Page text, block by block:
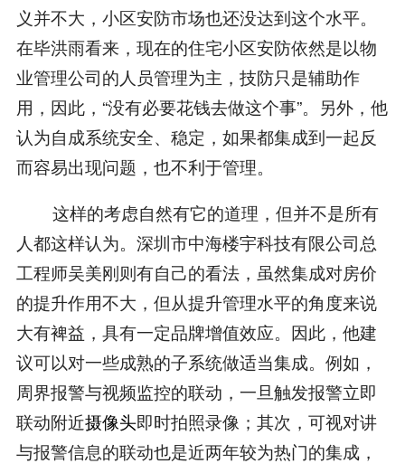
义并不大，小区安防市场也还没达到这个水平。
在毕洪雨看来，现在的住宅小区安防依然是以物
业管理公司的人员管理为主，技防只是辅助作
用，因此，“没有必要花钱去做这个事”。另外，他
认为自成系统安全、稳定，如果都集成到一起反
而容易出现问题，也不利于管理。
这样的考虑自然有它的道理，但并不是所有
人都这样认为。深圳市中海楼宇科技有限公司总
工程师吴美刚则有自己的看法，虽然集成对房价
的提升作用不大，但从提升管理水平的角度来说
大有裨益，具有一定品牌增值效应。因此，他建
议可以对一些成熟的子系统做适当集成。例如，
周界报警与视频监控的联动，一旦触发报警立即
联动附近摄像头即时拍照录像；其次，可视对讲
与报警信息的联动也是近两年较为热门的集成，